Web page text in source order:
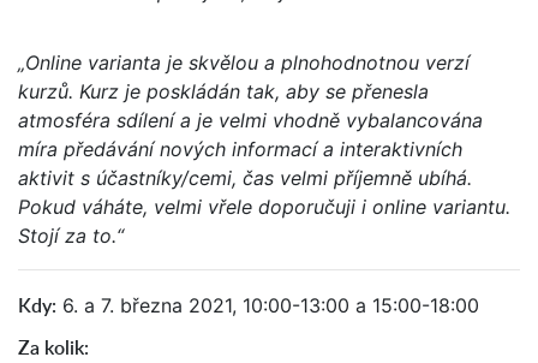
„Online varianta je skvělou a plnohodnotnou verzí
kurzů. Kurz je poskládán tak, aby se přenesla
atmosféra sdílení a je velmi vhodně vybalancována
míra předávání nových informací a interaktivních
aktivit s účastníky/cemi, čas velmi příjemně ubíhá.
Pokud váháte, velmi vřele doporučuji i online variantu.
Stojí za to.“
Kdy: 6. a 7. března 2021, 10:00-13:00 a 15:00-18:00
Za kolik: